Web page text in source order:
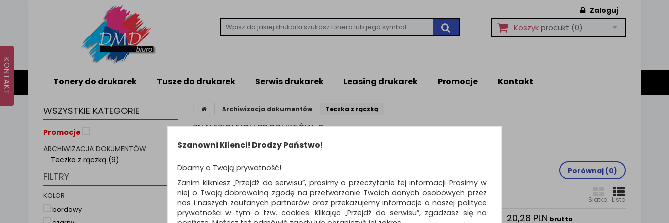
Zaloguj
Koszykprodukt (0)
Tonery do drukarek Tusze do drukarek Serwis drukarek Leasing drukarek Promocje Kontakt
WSZYSTKIE KATEGORIE
Promocje
ARCHIWIZACJA DOKUMENTÓW
Teczka z rączką (9)
FILTRY
KOLOR
bordowy
Archiwizacja dokumentów Teczka z rączką
ZNALEZIONYCH PRODUKTÓW: 9
Porównaj (0)
Sortuj po Standardowe
Siatka Lista
Teczka-pudełko OFFICE
20,28 PLN brutto
Szanowni Klienci! Drodzy Państwo!
Dbamy o Twoją prywatność!
Zanim klikniesz „Przejdź do serwisu”, prosimy o przeczytanie tej informacji. Prosimy w
niej o Twoją dobrowolną zgodę na przetwarzanie Twoich danych osobowych przez
nas i naszych zaufanych partnerów oraz przekazujemy informacje o naszej polityce
prywatności w tym o tzw. cookies. Klikając „Przejdź do serwisu”, zgadzasz się na